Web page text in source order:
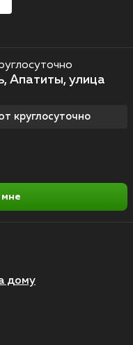
дому
Апатиты, улица
круглосуточно
мне